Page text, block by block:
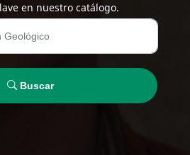
en nuestro catálogo.
Buscar